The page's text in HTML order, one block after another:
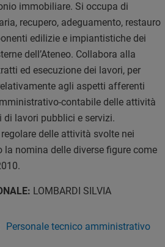
immobiliare. Si occupa di
recupero, adeguamento, restauro
edilizie e impiantistiche dei
dell’Ateneo. Collabora alla
ed esecuzione dei lavori, per
agli aspetti afferenti
contabile delle attività
lavori pubblici e servizi.
delle attività svolte nei
la nomina delle diverse figure come
LOMBARDI SILVIA
Personale tecnico amministrativo